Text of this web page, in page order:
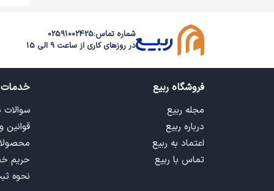
چند
همان
شماره تماس:02591002425
در روزهای کاری از ساعت 9 الی 15
فروشگاه ربیع
مجله ربیع
درباره ربیع
اعتماد به ربیع
تماس با ربیع
خدمات
سوالات
قوانین
حریم
نحوه